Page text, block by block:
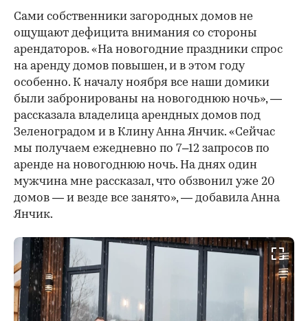
Сами собственники загородных домов не
ощущают дефицита внимания со стороны
арендаторов. «На новогодние праздники спрос
на аренду домов повышен, и в этом году
особенно. К началу ноября все наши домики
были забронированы на новогоднюю ночь», —
рассказала владелица арендных домов под
Зеленоградом и в Клину Анна Янчик. «Сейчас
мы получаем ежедневно по 7–12 запросов по
аренде на новогоднюю ночь. На днях один
мужчина мне рассказал, что обзвонил уже 20
домов — и везде все занято», — добавила Анна
Янчик.